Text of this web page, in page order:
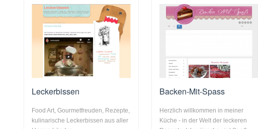
Leckerbissen
Food Art, Gourmetfreuden, Rezepte,
kulinarische Leckerbissen aus aller
Backen-Mit-Spass
Herzlich willkommen in meiner
Küche - in der Welt der leckeren